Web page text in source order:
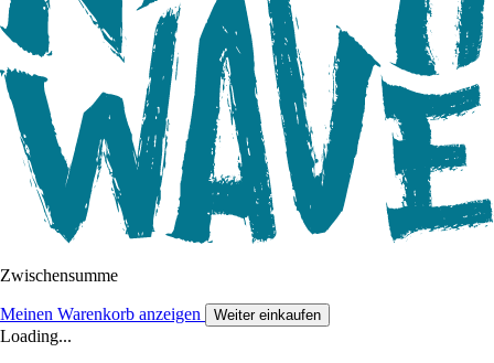
Zwischensumme
Meinen Warenkorb anzeigen Weiter einkaufen
Loading...